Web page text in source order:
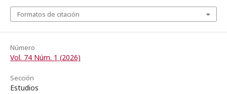
Formatos de citación
Número
Vol. 74 Núm. 1 (2026)
Sección
Estudios